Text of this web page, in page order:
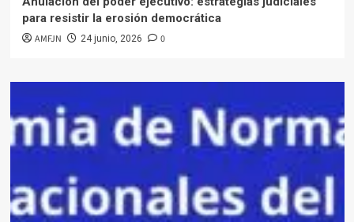
para resistir la erosión democrática
AMFJN 24 junio, 2026 0